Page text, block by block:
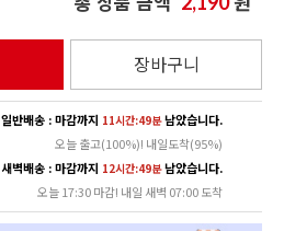
장바구니
일반배송 : 마감까지 11시간:49분남았습니다.
오늘 출고(100%)! 내일도착(95%)
새벽배송 : 마감까지 12시간:49분남았습니다.
오늘 17:30 마감! 내일 새벽 07:00 도착